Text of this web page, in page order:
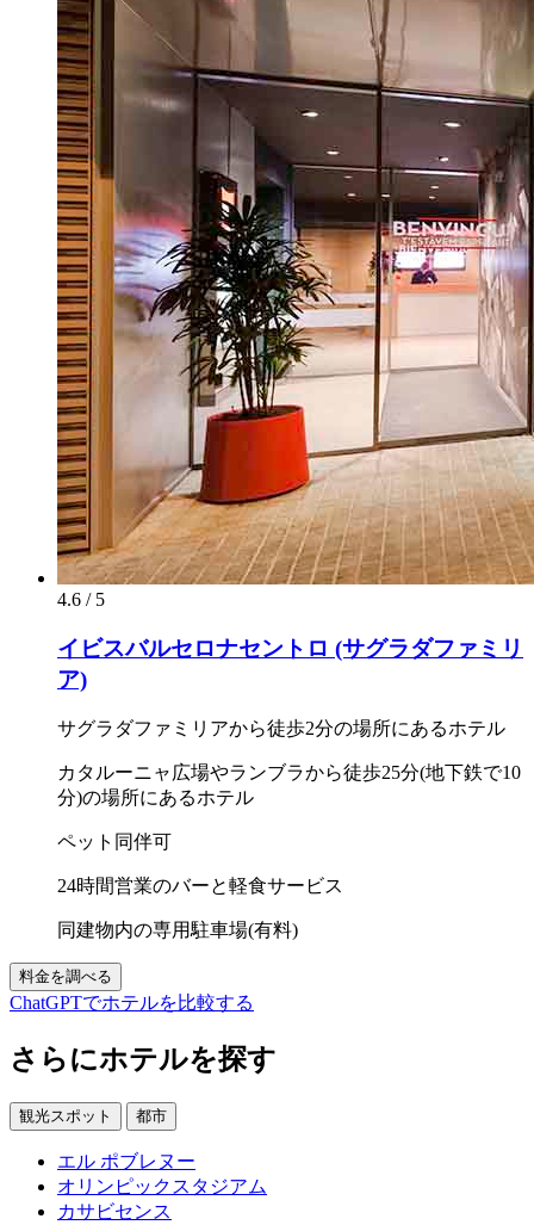
4.6 / 5
イビスバルセロナセントロ (サグラダファミリ
ア)
サグラダファミリアから徒歩2分の場所にあるホテル
カタルーニャ広場やランブラから徒歩25分(地下鉄で10
分)の場所にあるホテル
ペット同伴可
24時間営業のバーと軽食サービス
同建物内の専用駐車場(有料)
料金を調べる
ChatGPTでホテルを比較する
さらにホテルを探す
観光スポット 都市
エル ポブレヌー
オリンピックスタジアム
カサビセンス